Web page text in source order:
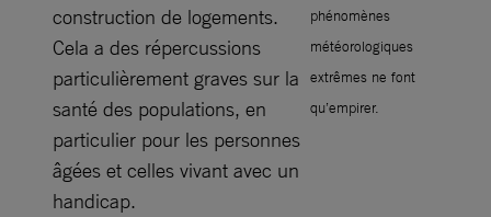
construction de logements.
Cela a des répercussions
particulièrement graves sur la
santé des populations, en
particulier pour les personnes
âgées et celles vivant avec un
handicap.
phénomènes
météorologiques
extrêmes ne font
qu’empirer.